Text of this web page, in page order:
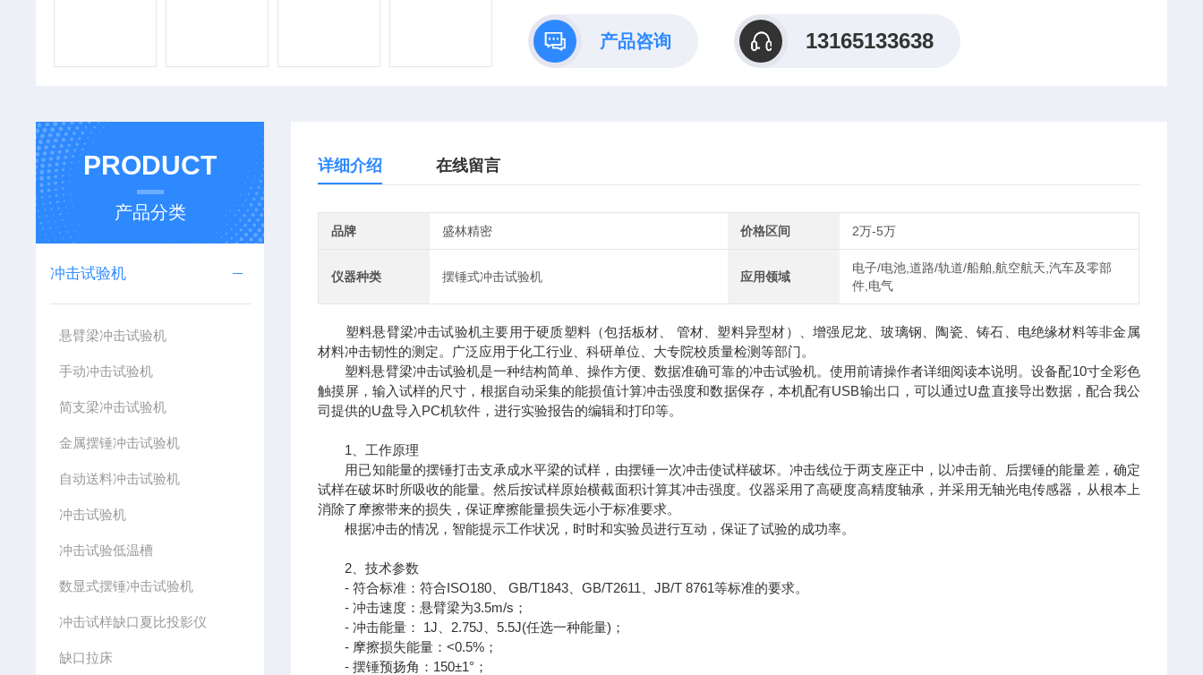
产品咨询 13165133638
PRODUCT
产品分类
冲击试验机
悬臂梁冲击试验机
手动冲击试验机
简支梁冲击试验机
金属摆锤冲击试验机
自动送料冲击试验机
冲击试验机
冲击试验低温槽
数显式摆锤冲击试验机
冲击试样缺口夏比投影仪
缺口拉床
详细介绍 在线留言
品牌 盛林精密 价格区间 2万-5万
仪器种类 摆锤式冲击试验机 应用领域
电子/电池,道路/轨道/船舶,航空航天,汽车及零部
件,电气
塑料悬臂梁冲击试验机主要用于硬质塑料（包括板材、 管材、塑料异型材）、增强尼龙、玻璃钢、陶瓷、铸石、电绝缘材料等非金属
材料冲击韧性的测定。广泛应用于化工行业、科研单位、大专院校质量检测等部门。
塑料悬臂梁冲击试验机是一种结构简单、操作方便、数据准确可靠的冲击试验机。使用前请操作者详细阅读本说明。设备配10寸全彩色
触摸屏，输入试样的尺寸，根据自动采集的能损值计算冲击强度和数据保存，本机配有USB输出口，可以通过U盘直接导出数据，配合我公
司提供的U盘导入PC机软件，进行实验报告的编辑和打印等。
1、工作原理
用已知能量的摆锤打击支承成水平梁的试样，由摆锤一次冲击使试样破坏。冲击线位于两支座正中，以冲击前、后摆锤的能量差，确定
试样在破坏时所吸收的能量。然后按试样原始横截面积计算其冲击强度。仪器采用了高硬度高精度轴承，并采用无轴光电传感器，从根本上
消除了摩擦带来的损失，保证摩擦能量损失远小于标准要求。
根据冲击的情况，智能提示工作状况，时时和实验员进行互动，保证了试验的成功率。
2、技术参数
- 符合标准：符合ISO180、 GB/T1843、GB/T2611、JB/T 8761等标准的要求。
- 冲击速度：悬臂梁为3.5m/s；
- 冲击能量： 1J、2.75J、5.5J(任选一种能量)；
- 摩擦损失能量：<0.5%；
- 摆锤预扬角：150±1°；